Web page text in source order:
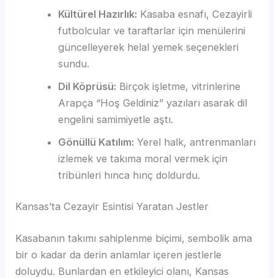
Kültürel Hazırlık: Kasaba esnafı, Cezayirli
futbolcular ve taraftarlar için menülerini
güncelleyerek helal yemek seçenekleri
sundu.
Dil Köprüsü: Birçok işletme, vitrinlerine
Arapça “Hoş Geldiniz” yazıları asarak dil
engelini samimiyetle aştı.
Gönüllü Katılım: Yerel halk, antrenmanları
izlemek ve takıma moral vermek için
tribünleri hınca hınç doldurdu.
Kansas’ta Cezayir Esintisi Yaratan Jestler
Kasabanın takımı sahiplenme biçimi, sembolik ama
bir o kadar da derin anlamlar içeren jestlerle
doluydu. Bunlardan en etkileyici olanı, Kansas